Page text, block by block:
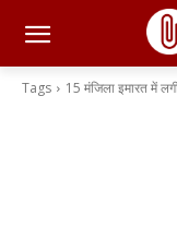
Tags 15 मंजिला इमारत में